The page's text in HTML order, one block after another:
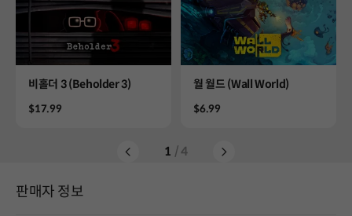
Product
비홀더 3 (Beholder 3)
Price
$17.99
Product
월 월드 (Wall World)
Price
$6.99
1 / 4
판매자 정보